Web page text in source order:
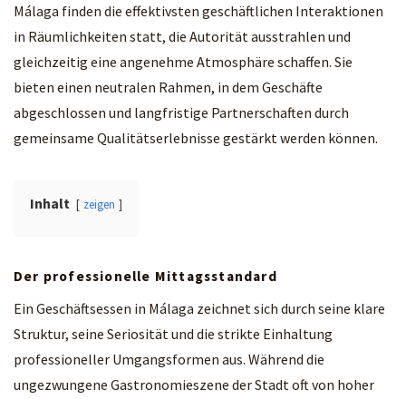
Málaga finden die effektivsten geschäftlichen Interaktionen
in Räumlichkeiten statt, die Autorität ausstrahlen und
gleichzeitig eine angenehme Atmosphäre schaffen. Sie
bieten einen neutralen Rahmen, in dem Geschäfte
abgeschlossen und langfristige Partnerschaften durch
gemeinsame Qualitätserlebnisse gestärkt werden können.
Inhalt zeigen
Der professionelle Mittagsstandard
Ein Geschäftsessen in Málaga zeichnet sich durch seine klare
Struktur, seine Seriosität und die strikte Einhaltung
professioneller Umgangsformen aus. Während die
ungezwungene Gastronomieszene der Stadt oft von hoher